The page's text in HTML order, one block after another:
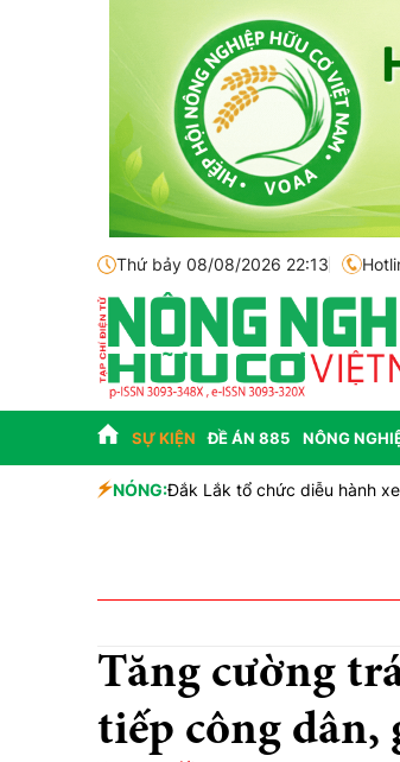
Thứ bảy 08/08/2026 22:13
SỰ KIỆN ĐỀ ÁN 885 NÔNG
NÓNG:Đắk Lắk tổ chức diễu hành
Tăng cường
tiếp công dân,